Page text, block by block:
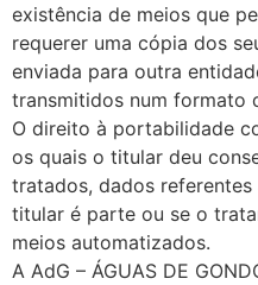
existência de meios que
requerer uma cópia dos
enviada para outra
transmitidos num formato
O direito à portabilidade
os quais o titular deu
tratados, dados
titular é parte ou se o
meios automatizados.
A AdG – ÁGUAS DE